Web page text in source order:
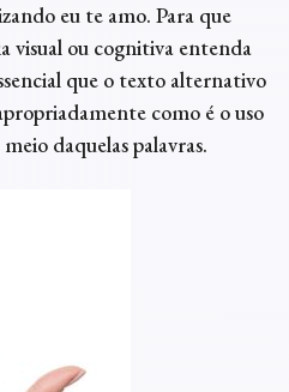
eu te amo. Para que
visual ou cognitiva entenda
que o texto alternativo
como é o uso
daquelas palavras.